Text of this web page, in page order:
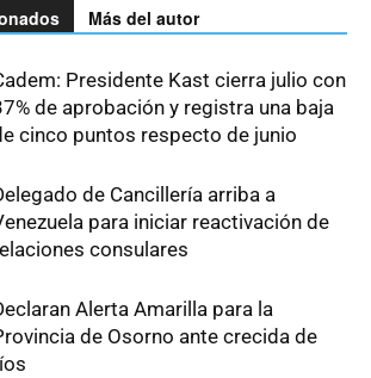
Más del autor
Presidente Kast cierra julio con
de aprobación y registra una baja
cinco puntos respecto de junio
de Cancillería arriba a
para iniciar reactivación de
consulares
Alerta Amarilla para la
de Osorno ante crecida de